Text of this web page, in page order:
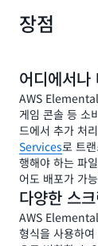
장점
어디에서나
AWS
게임 콘솔 등 소
드에서 추가 처
Services로 트
행해야 하는 파
어도 배포가 가
다양한 스
AWS
형식을 사용하